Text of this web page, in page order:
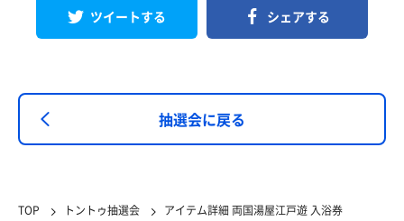
ツイートする シェアする
抽選会に戻る
TOP トントゥ抽選会 アイテム詳細 両国湯屋江戸遊 入浴券